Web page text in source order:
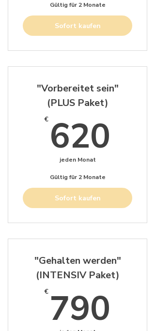
Gültig für 2 Monate
Sofort kaufen
"Vorbereitet sein"
(PLUS Paket)
€ 620
jeden Monat
Gültig für 2 Monate
Sofort kaufen
"Gehalten werden"
(INTENSIV Paket)
€ 790